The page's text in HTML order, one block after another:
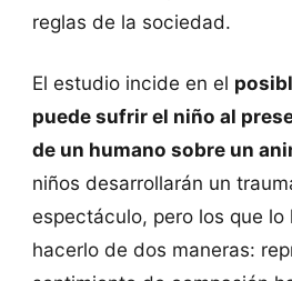
reglas de la sociedad.
El estudio incide en el
puede sufrir el niño al
de un humano sobre un
niños desarrollarán un
espectáculo, pero los que lo
hacerlo de dos maneras: